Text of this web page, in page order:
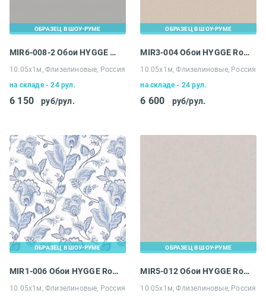
ОБРАЗЕЦ В ШОУ-РУМЕ
MIR6-008-2 Обои HYGGE Roll Made in Russia
10.05х1м, Флизелиновые, Россия
на складе - 24 рул.
6 150 руб/рул.
ОБРАЗЕЦ В ШОУ-РУМЕ
MIR3-004 Обои HYGGE Roll Made in Russia
10.05х1м, Флизелиновые, Россия
на складе - 24 рул.
6 600 руб/рул.
ОБРАЗЕЦ В ШОУ-РУМЕ
MIR1-006 Обои HYGGE Roll Made in Russia
10.05х1м, Флизелиновые, Россия
ОБРАЗЕЦ В ШОУ-РУМЕ
MIR5-012 Обои HYGGE Roll Made in Russia
10.05х1м, Флизелиновые, Россия